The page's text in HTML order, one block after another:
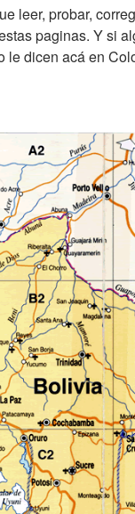
leer, probar,
paginas. Y si
le dicen acá en